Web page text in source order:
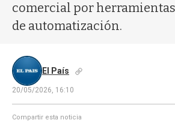
comercial por
de automatización.
El País
20/05/2026, 16:10
Compartir esta noticia